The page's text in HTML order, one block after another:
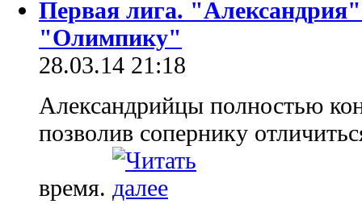
Первая лига.
"Олимпику"
28.03.14 21:18
Александрийцы полностью
позволив сопернику
время.